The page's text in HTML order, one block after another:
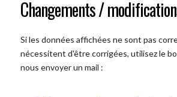
Changements /
Si les données affichées ne sont pas
nécessitent d'être corrigées, utilisez le
nous envoyer un mail :